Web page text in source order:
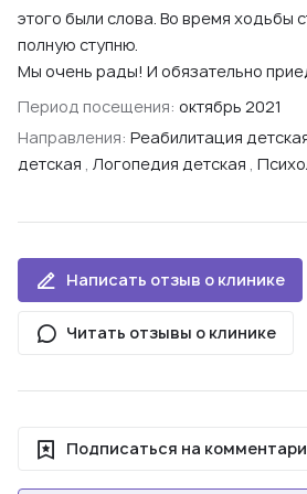
этого были слова. Во время ходьбы
полную ступню.
Мы очень рады! И обязательно
Период посещения: октябрь 2021
Направления: Реабилитация
детская , Логопедия детская ,
Написать отзыв о клинике
Читать отзывы о клинике
Подписаться на